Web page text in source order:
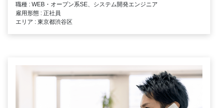
職種 : WEB・オープン系SE、システム開発エンジニア
雇用形態 : 正社員
エリア : 東京都渋谷区